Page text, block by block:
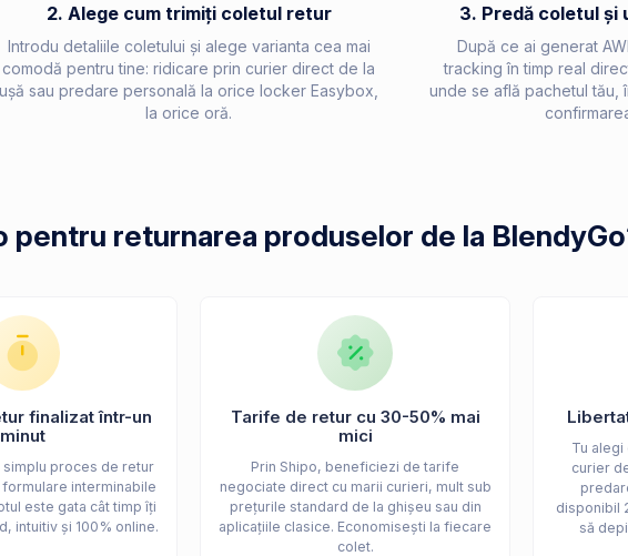
2. Alege cum trimiți coletul retur
Introdu detaliile coletului și alege varianta cea mai
comodă pentru tine: ridicare prin curier direct de la
ușă sau predare personală la orice locker Easybox,
la orice oră.
3. Predă coletul și
După ce ai generat
tracking în timp real
unde se află pachetul tău,
pentru returnarea produselor de la
finalizat într-un
minut
simplu proces de retur
formulare interminabile
este gata cât timp îți
intuitiv și 100% online.
Tarife de retur cu 30-50% mai
mici
Prin Shipo, beneficiezi de tarife
negociate direct cu marii curieri, mult sub
prețurile standard de la ghișeu sau din
aplicațiile clasice. Economisești la fiecare
colet.
Tu
curier
disponibil
să